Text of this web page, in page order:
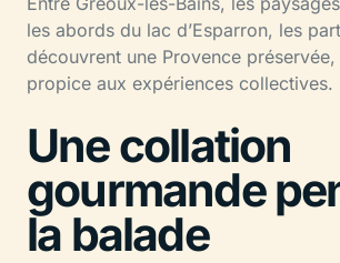
les abords du lac d’Esparron, les
découvrent une Provence
propice aux expériences collectives.
Une collation
gourmande
la balade